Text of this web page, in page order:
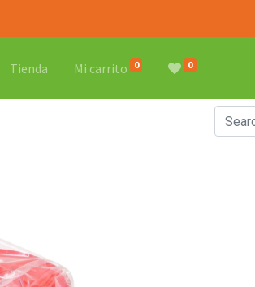
Tienda Mi carrito 0 0